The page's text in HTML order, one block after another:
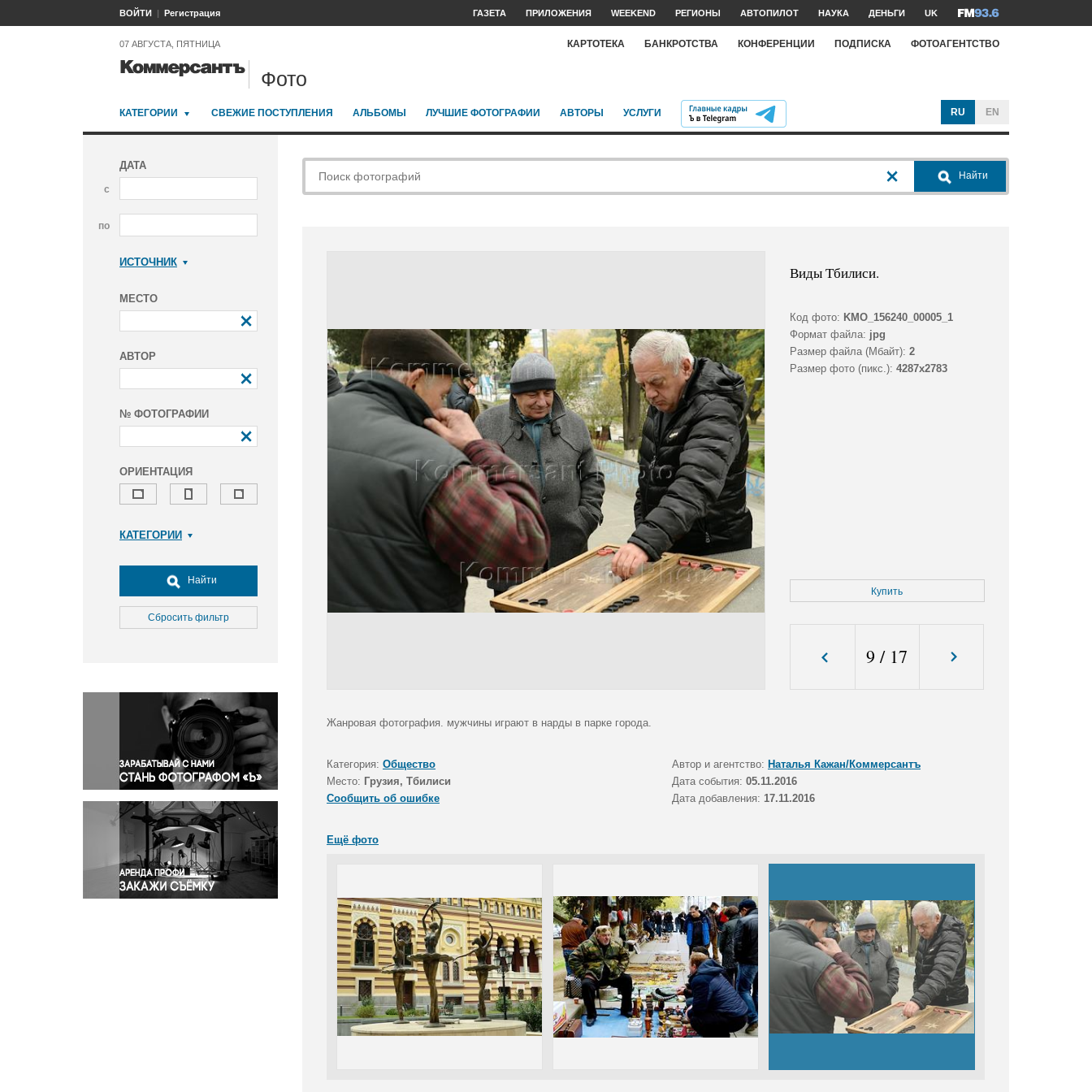
ВОЙТИ Регистрация ГАЗЕТА ПРИЛОЖЕНИЯ WEEKEND РЕГИОНЫ АВТОПИЛОТ НАУКА ДЕНЬГИ UK
07 АВГУСТА, ПЯТНИЦА КАРТОТЕКА БАНКРОТСТВА КОНФЕРЕНЦИИ ПОДПИСКА ФОТОАГЕНТСТВО
Фото
КАТЕГОРИИ СВЕЖИЕ ПОСТУПЛЕНИЯ АЛЬБОМЫ ЛУЧШИЕ ФОТОГРАФИИ АВТОРЫ УСЛУГИ RU EN
ДАТА
с
по
ИСТОЧНИК
МЕСТО
АВТОР
№ ФОТОГРАФИИ
ОРИЕНТАЦИЯ
КАТЕГОРИИ
Досуг, туризм и отдых
Культура
Медицина
Окружающая среда
Политика
Правосудие
Происшествия и конфликты
Религия
Светская жизнь
Спорт
Экология
Экономика и бизнес
Найти
Сбросить фильтр
Найти
Виды Тбилиси.
Код фото: KMO_156240_00005_1
Формат файла: jpg
Размер файла (Мбайт): 2
Размер фото (пикс.): 4287x2783
Купить
9 / 17
Жанровая фотография. мужчины играют в нарды в парке города.
Категория: Общество Автор и агентство: Наталья Кажан/Коммерсантъ
Место: Грузия, Тбилиси Дата события: 05.11.2016
Сообщить об ошибке
Дата добавления: 17.11.2016
Ещё фото